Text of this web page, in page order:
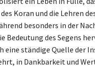
Koran und die Lehren
besonders in der
Bedeutung des Segens
eine ständige Quelle der
in Dankbarkeit und